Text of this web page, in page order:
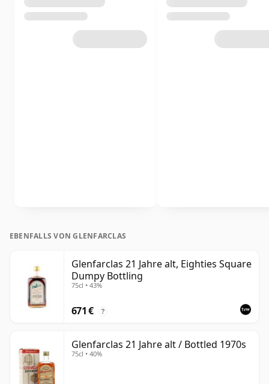
EBENFALLS VON GLENFARCLAS
Glenfarclas 21 Jahre alt, Eighties Square
Dumpy Bottling
75cl • 43%
671 € ?
Glenfarclas 21 Jahre alt / Bottled 1970s
75cl • 40%